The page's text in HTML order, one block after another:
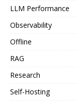
LLM Performance
Observability
Offline
RAG
Research
Self-Hosting